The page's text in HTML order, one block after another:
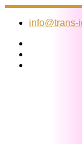
Zum
Inhalt
info@trans-